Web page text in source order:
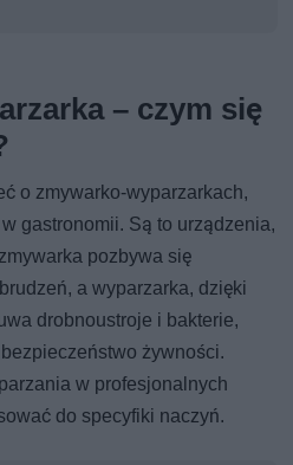
– czym się
o zmywarko-wyparzarkach,
gastronomii. Są to urządzenia,
pozbywa się
a wyparzarka, dzięki
drobnoustroje i bakterie,
żywności.
w profesjonalnych
do specyfiki naczyń.